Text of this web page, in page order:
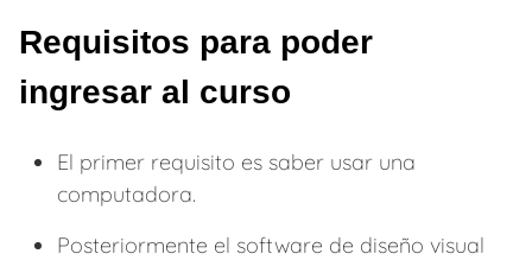
Requisitos para poder
ingresar al curso
El primer requisito es saber usar una
computadora.
Posteriormente el software de diseño visual